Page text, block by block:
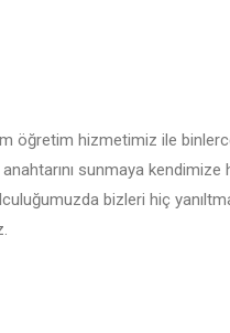
öğretim hizmetimiz ile
anahtarını sunmaya
bizleri hiç